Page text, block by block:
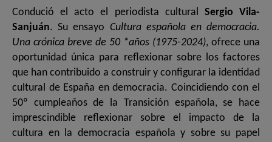
Condució el acto el periodista cultural Sergio Vila-
Sanjuán. Su ensayo Cultura española en democracia.
Una crónica breve de 50 *años (1975-2024), ofrece una
oportunidad única para reflexionar sobre los factores
que han contribuido a construir y configurar la identidad
cultural de España en democracia. Coincidiendo con el
50º cumpleaños de la Transición española, se hace
imprescindible reflexionar sobre el impacto de la
cultura en la democracia española y sobre su papel